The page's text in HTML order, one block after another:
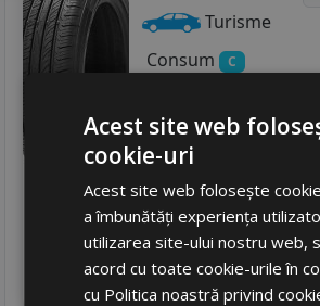
Turisme
Consum
C
Zgomot A 70 dB
322RON
469 RON Discount31
In
4
Acest site web
cookie-uri
Acest site web folosește
a îmbunătăți experiența
utilizarea site-ului nostru web,
acord cu toate cookie-urile în
cu Politica noastră privind